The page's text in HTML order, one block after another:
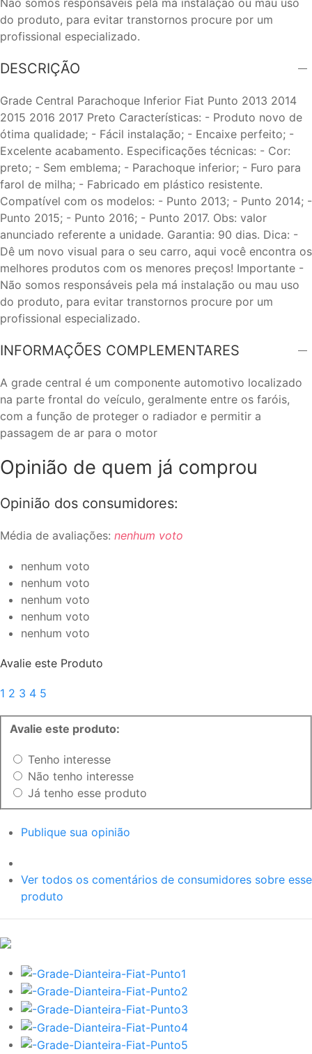
do produto, para evitar transtornos procure por um
profissional especializado.
DESCRIÇÃO
Grade Central Parachoque Inferior Fiat Punto 2013 2014
2015 2016 2017 Preto Características: - Produto novo de
ótima qualidade; - Fácil instalação; - Encaixe perfeito; -
Excelente acabamento. Especificações técnicas: - Cor:
preto; - Sem emblema; - Parachoque inferior; - Furo para
farol de milha; - Fabricado em plástico resistente.
Compatível com os modelos: - Punto 2013; - Punto 2014; -
Punto 2015; - Punto 2016; - Punto 2017. Obs: valor
anunciado referente a unidade. Garantia: 90 dias. Dica: -
Dê um novo visual para o seu carro, aqui você encontra os
melhores produtos com os menores preços! Importante -
Não somos responsáveis pela má instalação ou mau uso
do produto, para evitar transtornos procure por um
profissional especializado.
INFORMAÇÕES COMPLEMENTARES
A grade central é um componente automotivo localizado
na parte frontal do veículo, geralmente entre os faróis,
com a função de proteger o radiador e permitir a
passagem de ar para o motor
Opinião de quem já comprou
Opinião dos consumidores:
Média de avaliações: nenhum voto
nenhum voto
nenhum voto
nenhum voto
nenhum voto
nenhum voto
Avalie este Produto
1 2 3 4 5
Avalie este produto:
Tenho interesse
Não tenho interesse
Já tenho esse produto
Publique sua opinião
Ver todos os comentários de consumidores sobre esse
produto